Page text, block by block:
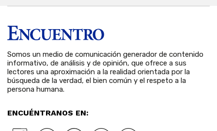
Somos un medio de comunicación generador de contenido
informativo, de análisis y de opinión, que ofrece a sus
lectores una aproximación a la realidad orientada por la
búsqueda de la verdad, el bien común y el respeto a la
persona humana.
ENCUÉNTRANOS EN: